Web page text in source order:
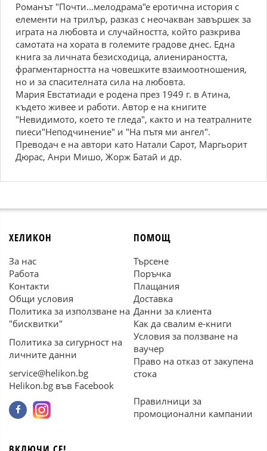
Романът "Почти...мелодрама"е еротична история с
елементи на трилър, разказ с неочакван завършек за
играта на любовта и случайността, който разкрива
самотата на хората в големите градове днес. Една
книга за личната безисходица, алиенираността,
фрагментарността на човешките взаимоотношения,
но и за спасителната сила на любовта.
Мария Евстатиади е родена през 1949 г. в Атина,
където живее и работи. Автор е на книгите
"Невидимото, което те гледа", както и на театралните
пиеси"Неподчинение" и "На пътя ми ангел".
Преводач е на автори като Натали Сарот, Маргьорит
Дюрас, Анри Мишо, Жорж Батай и др.
ХЕЛИКОН
За нас
Работа
Контакти
Общи условия
Политика за използване на
"бисквитки"
Политика за сигурност на
личните данни
service@helikon.bg
Helikon.bg във Facebook
ПОМОЩ
Търсене
Поръчка
Плащания
Доставка
Данни за клиента
Как да свалим е-книги
Условия за ползване на
ваучер
Право на отказ от закупена
стока
Правилници за
промоционални кампании